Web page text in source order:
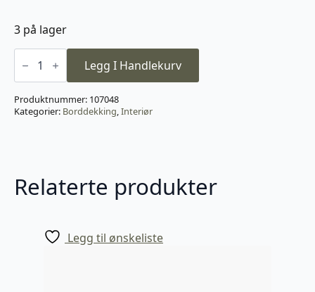
3 på lager
Cake
plate
Grå
/
blå
antall
Legg I Handlekurv
Produktnummer: 107048
Kategorier: Borddekking,Interiør
Relaterte produkter
Legg til ønskeliste